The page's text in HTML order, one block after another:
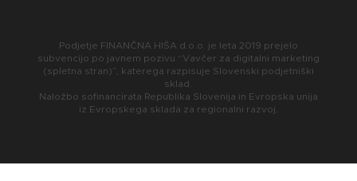
Podjetje FINANČNA HIŠA d.o.o. je leta 2019 prejelo
subvencijo po javnem pozivu “Vavčer za digitalni marketing
(spletna stran)”, katerega razpisuje Slovenski podjetniški
sklad.
Naložbo sofinancirata Republika Slovenija in Evropska unija
iz Evropskega sklada za regionalni razvoj.